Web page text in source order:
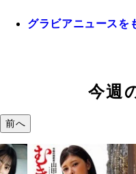
グラビアニュースを
今週
前へ